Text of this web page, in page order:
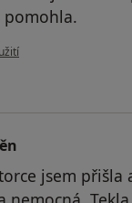
Pacient
jsem přišla